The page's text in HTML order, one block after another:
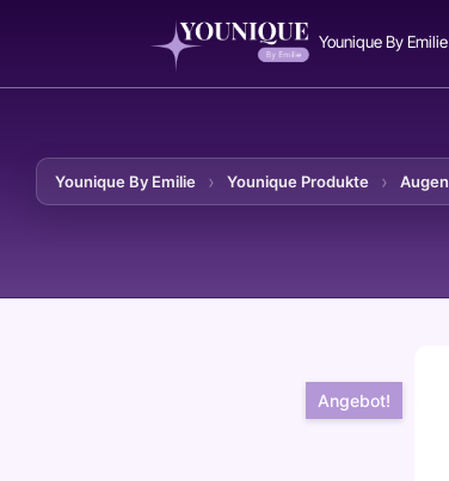
Younique By Emilie
Younique By Emilie Younique Produkte Augen
Zum Inhalt springen
Angebot!